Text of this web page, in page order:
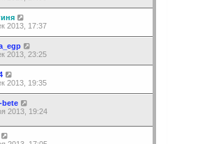
2013, 17:37
2013, 23:25
2013, 19:35
bete
2013, 19:24